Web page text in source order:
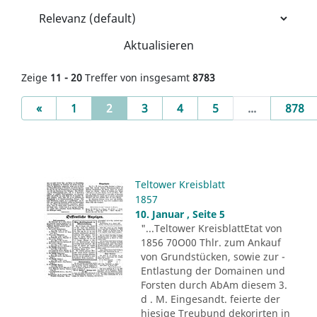
Aktualisieren
Zeige 11 - 20 Treffer von insgesamt 8783
«Previous
1 2(current)
3 4 5 ... 878
Teltower Kreisblatt
1857
10. Januar , Seite 5
"...Teltower KreisblattEtat von
1856 70O00 Thlr. zum Ankauf
von Grundstücken, sowie zur -
Entlastung der Domainen und
Forsten durch AbAm diesem 3.
d . M. Eingesandt. feierte der
hiesige Treubund dekorirten in